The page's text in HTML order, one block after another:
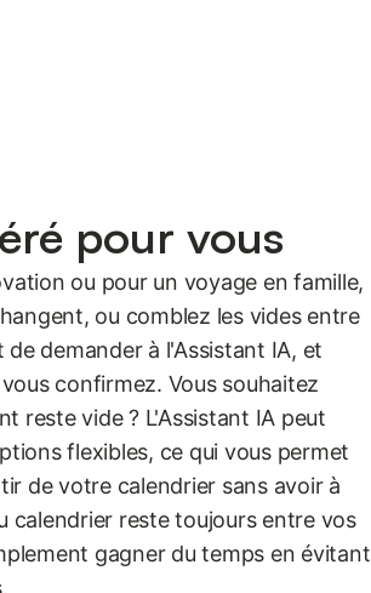
pour vous
ou pour un voyage en famille,
ou comblez les vides entre
demander à l'Assistant IA, et
confirmez. Vous souhaitez
reste vide ? L'Assistant IA peut
flexibles, ce qui vous permet
de votre calendrier sans avoir à
calendrier reste toujours entre vos
gagner du temps en évitant